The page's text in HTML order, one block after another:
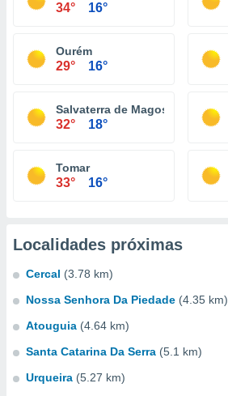
34° 16°
Ourém
29° 16°
Salvaterra de Magos
32° 18°
Tomar
33° 16°
Localidades próximas
Cercal (3.78 km)
Nossa Senhora Da Piedade (4.35 km)
Atouguia (4.64 km)
Santa Catarina Da Serra (5.1 km)
Urqueira (5.27 km)